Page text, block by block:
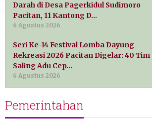
Darah di Desa Pagerkidul Sudimoro
Pacitan, 11 Kantong D…
6 Agustus 2026
Seri Ke-14 Festival Lomba Dayung
Rekreasi 2026 Pacitan Digelar: 40 Tim
Saling Adu Cep…
6 Agustus 2026
Pemerintahan